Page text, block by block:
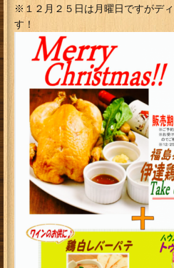
※１２月２５日は月曜日ですがデ
す！